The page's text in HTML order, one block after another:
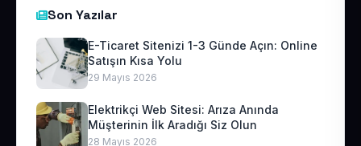
Son Yazılar
E-Ticaret Sitenizi 1-3 Günde Açın: Online
Satışın Kısa Yolu
29 Mayıs 2026
Elektrikçi Web Sitesi: Arıza Anında
Müşterinin İlk Aradığı Siz Olun
28 Mayıs 2026